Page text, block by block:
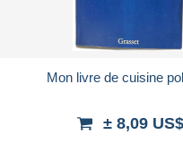
Mon livre de cuisine
± 8,09 US$